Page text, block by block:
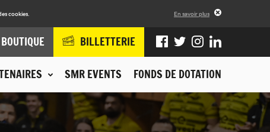
cookies. En savoir plus
SMR EVENTS FONDS DE DOTATION
BOUTIQUE BILLETTERIE